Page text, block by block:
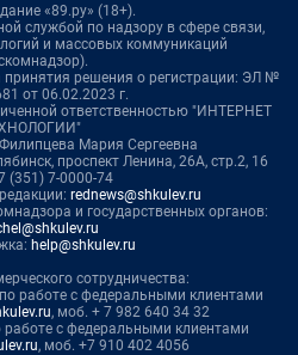
«89.ру» (18+).
службой по надзору в сфере связи,
и массовых коммуникаций
решения о регистрации: ЭЛ №
от 06.02.2023 г.
ответственностью "ИНТЕРНЕТ
Мария Сергеевна
проспект Ленина, 26А, стр.2, 16
(351) 7-0000-74
rednews@shkulev.ru
и государственных органов:
help@shkulev.ru
сотрудничества:
работе с федеральными клиентами
, моб. + 7 982 640 34 32
с федеральными клиентами
, моб. +7 910 402 4056